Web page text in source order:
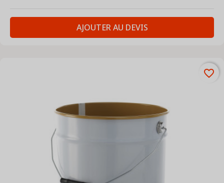
AJOUTER AU DEVIS
favorite_border